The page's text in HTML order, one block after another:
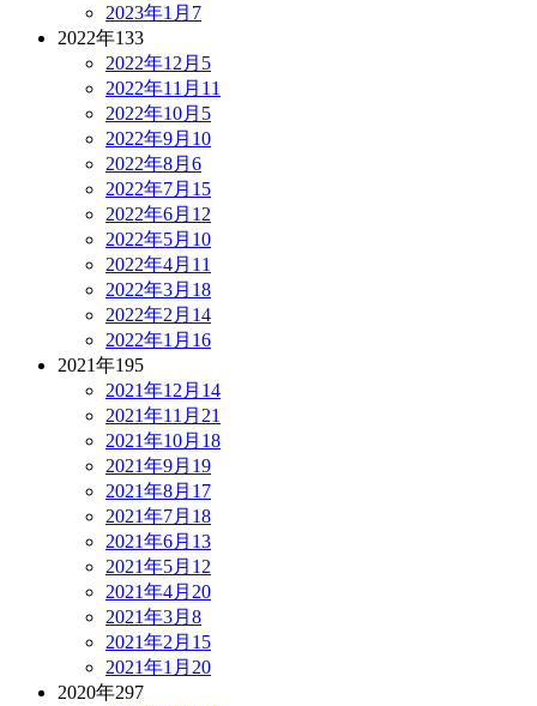
2023年1月 7
2022年133
2022年12月 5
2022年11月 11
2022年10月 5
2022年9月 10
2022年8月 6
2022年7月 15
2022年6月 12
2022年5月 10
2022年4月 11
2022年3月 18
2022年2月 14
2022年1月 16
2021年195
2021年12月 14
2021年11月 21
2021年10月 18
2021年9月 19
2021年8月 17
2021年7月 18
2021年6月 13
2021年5月 12
2021年4月 20
2021年3月 8
2021年2月 15
2021年1月 20
2020年297